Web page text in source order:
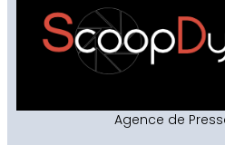
Agence de